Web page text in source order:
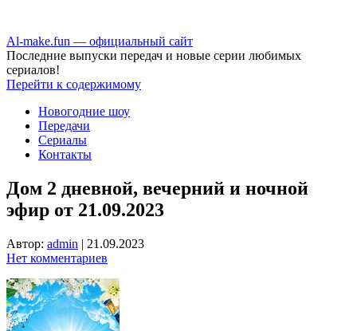
Аl-make.fun — официальный сайт
Последние выпуски передач и новые серии любимых
сериалов!
Перейти к содержимому
Новогодние шоу
Передачи
Сериалы
Контакты
Дом 2 дневной, вечерний и ночной
эфир от 21.09.2023
Автор: admin | 21.09.2023
Нет комментариев